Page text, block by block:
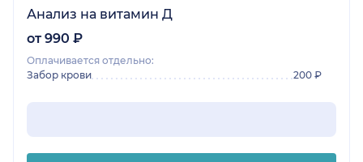
Анализ на витамин Д
от 990 ₽
Оплачивается отдельно:
Забор крови
200 ₽